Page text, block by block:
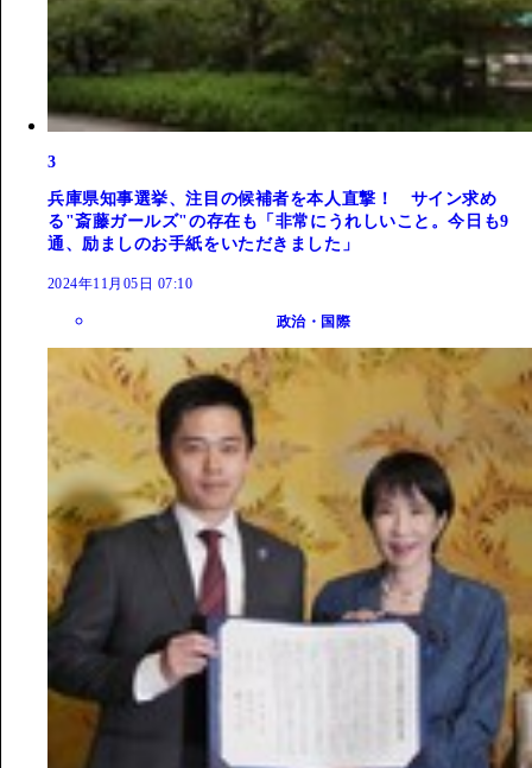
3
兵庫県知事選挙、注目の候補者を本人直撃！ サイン求め
る"斎藤ガールズ"の存在も「非常にうれしいこと。今日も9
通、励ましのお手紙をいただきました」
2024年11月05日 07:10
政治・国際